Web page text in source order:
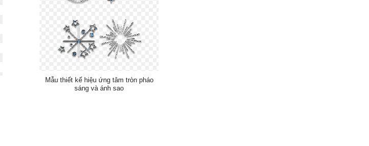
Mẫu thiết kế hiệu ứng tâm tròn pháo
sáng và ánh sao